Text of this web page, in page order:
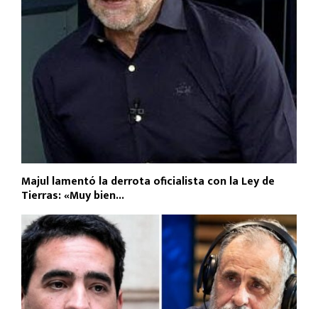
Majul lamentó la derrota oficialista con la Ley de
Tierras: «Muy bien...